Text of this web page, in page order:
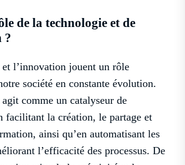
de la technologie et de
?
l’innovation jouent un rôle
société en constante évolution.
comme un catalyseur de
facilitant la création, le partage et
ainsi qu’en automatisant les
l’efficacité des processus. De